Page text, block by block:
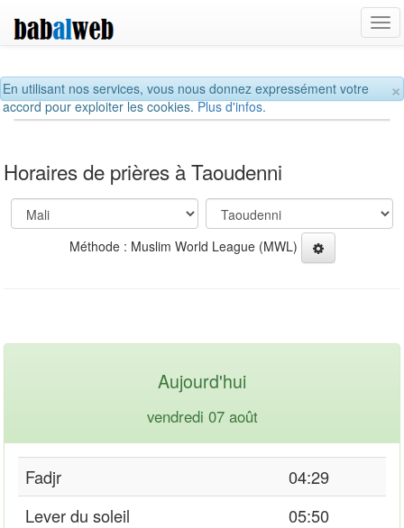
×
En utilisant nos services, vous nous donnez expressément votre
accord pour exploiter les cookies.Plus d'infos.
Horaires de prières à Taoudenni
Méthode : Muslim World League (MWL)
Aujourd'hui
vendredi 07 août
Fadjr
04:29
Lever du soleil
05:50